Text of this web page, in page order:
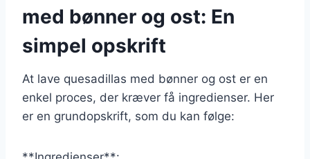
med bønner og ost: En
simpel opskrift
At lave quesadillas med bønner og ost er en
enkel proces, der kræver få ingredienser. Her
er en grundopskrift, som du kan følge: